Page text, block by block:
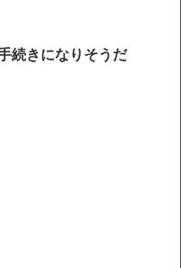
続きになりそうだ